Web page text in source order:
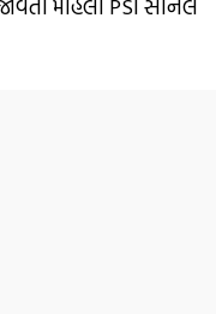
મહિલા PSI સોનલ